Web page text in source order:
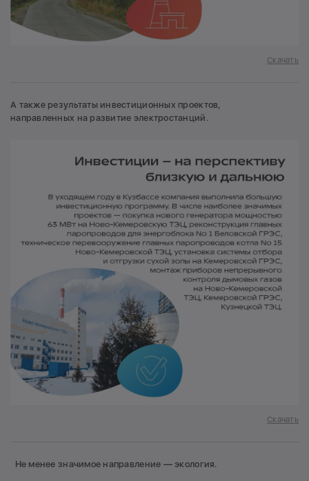
Скачать
А также результаты инвестиционных проектов,
направленных на развитие электростанций.
Скачать
Не менее значимое направление — экология.